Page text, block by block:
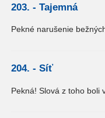
203. - Tajemná
Pekné narušenie
204. - Síť
Pekná! Slová z toho boli